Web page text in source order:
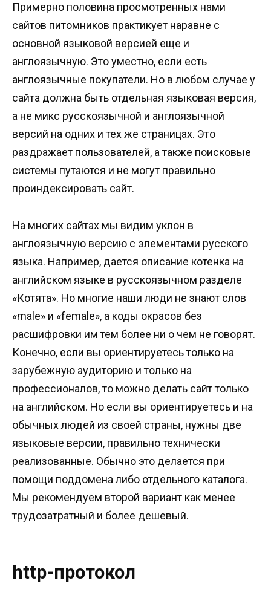
Примерно половина просмотренных нами
сайтов питомников практикует наравне с
основной языковой версией еще и
англоязычную. Это уместно, если есть
англоязычные покупатели. Но в любом случае у
сайта должна быть отдельная языковая версия,
а не микс русскоязычной и англоязычной
версий на одних и тех же страницах. Это
раздражает пользователей, а также поисковые
системы путаются и не могут правильно
проиндексировать сайт.
На многих сайтах мы видим уклон в
англоязычную версию с элементами русского
языка. Например, дается описание котенка на
английском языке в русскоязычном разделе
«Котята». Но многие наши люди не знают слов
«male» и «female», а коды окрасов без
расшифровки им тем более ни о чем не говорят.
Конечно, если вы ориентируетесь только на
зарубежную аудиторию и только на
профессионалов, то можно делать сайт только
на английском. Но если вы ориентируетесь и на
обычных людей из своей страны, нужны две
языковые версии, правильно технически
реализованные. Обычно это делается при
помощи поддомена либо отдельного каталога.
Мы рекомендуем второй вариант как менее
трудозатратный и более дешевый.
http-протокол